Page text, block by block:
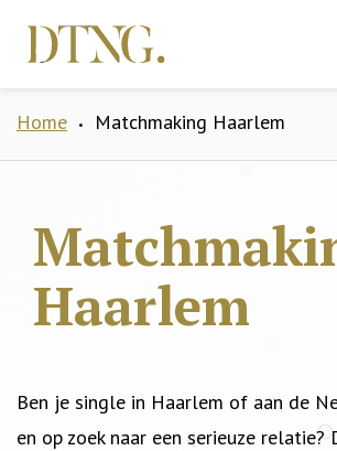
Home • Matchmaking Haarlem
Haarlem
Ben je single in Haarlem of aan de
en op zoek naar een serieuze relatie?